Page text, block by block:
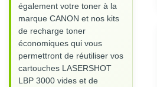
également votre toner à la
marque CANON et nos kits
de recharge toner
économiques qui vous
permettront de réutiliser vos
cartouches LASERSHOT
LBP 3000 vides et de